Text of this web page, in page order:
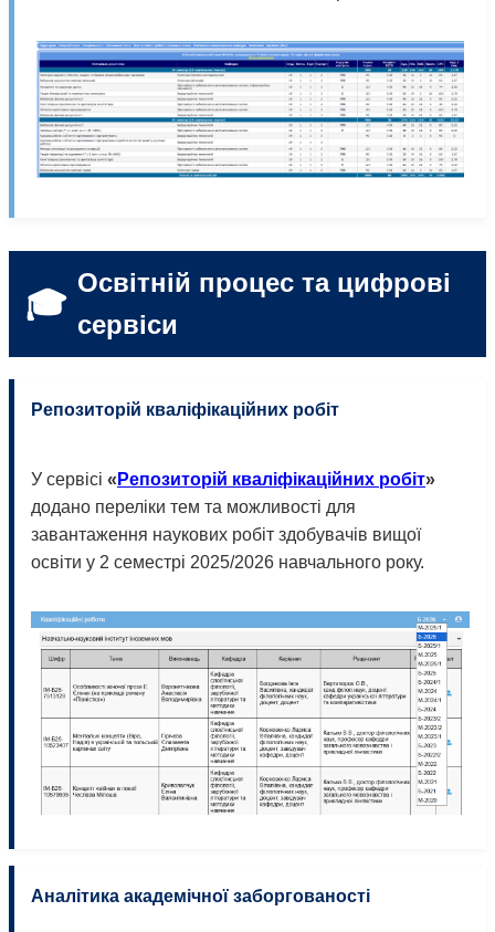
🎓
Освітній процес та цифрові
сервіси
Репозиторій кваліфікаційних робіт
У сервісі « Репозиторій кваліфікаційних робіт»
додано переліки тем та можливості для
завантаження наукових робіт здобувачів вищої
освіти у 2 семестрі 2025/2026 навчального року.
Аналітика академічної заборгованості